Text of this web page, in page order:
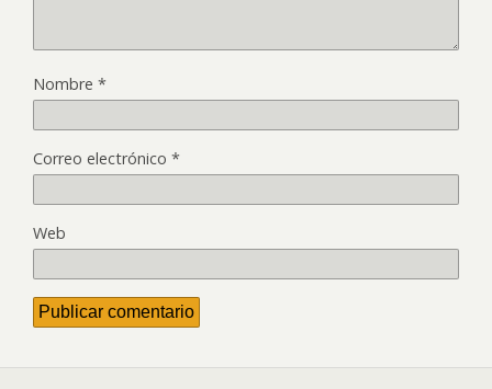
Nombre *
Correo electrónico *
Web